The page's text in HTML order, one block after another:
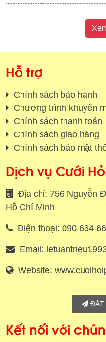
Hỗ trợ
Chính sách bảo hành
Chương trình khuyến
Chính sách thanh toán
Chính sách giao hàng
Chính sách bảo mật
Dịch vụ Cưới
Địa chỉ: 756 Nguyễn
Hồ Chí Minh
Điện thoại: 090 664
Email:
Website:
ĐẶT
Kết nối với